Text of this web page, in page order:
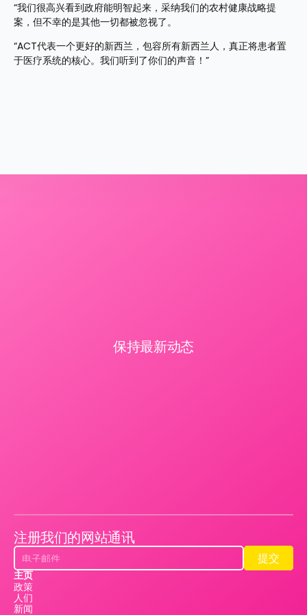
“我们很高兴看到政府能明智起来，采纳我们的农村健康战略提
案，但不幸的是其他一切都被忽视了。
“ACT代表一个更好的新西兰，包容所有新西兰人，真正将患者置
于医疗系统的核心。我们听到了你们的声音！”
保持最新动态
注册我们的网站通讯
提交
提交
主页
政策
人们
新闻